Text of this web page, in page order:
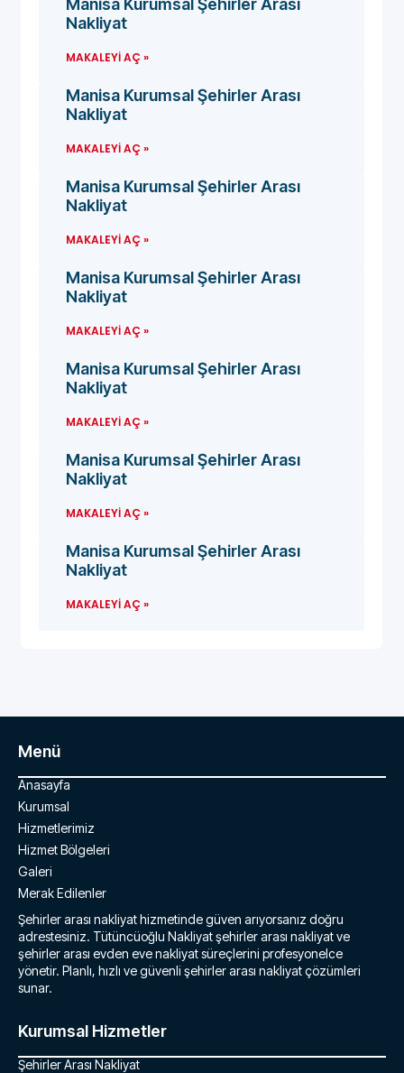
Manisa Kurumsal Şehirler Arası
Nakliyat
MAKALEYI AÇ »
Manisa Kurumsal Şehirler Arası
Nakliyat
MAKALEYI AÇ »
Manisa Kurumsal Şehirler Arası
Nakliyat
MAKALEYI AÇ »
Manisa Kurumsal Şehirler Arası
Nakliyat
MAKALEYI AÇ »
Manisa Kurumsal Şehirler Arası
Nakliyat
MAKALEYI AÇ »
Manisa Kurumsal Şehirler Arası
Nakliyat
MAKALEYI AÇ »
Manisa Kurumsal Şehirler Arası
Nakliyat
MAKALEYI AÇ »
Menü
Anasayfa
Kurumsal
Hizmetlerimiz
Hizmet Bölgeleri
Galeri
Merak Edilenler
Şehirler arası nakliyat hizmetinde güven arıyorsanız doğru
adrestesiniz. Tütüncüoğlu Nakliyat şehirler arası nakliyat ve
şehirler arası evden eve nakliyat süreçlerini profesyonelce
yönetir. Planlı, hızlı ve güvenli şehirler arası nakliyat çözümleri
sunar.
Kurumsal Hizmetler
Şehirler Arası Nakliyat